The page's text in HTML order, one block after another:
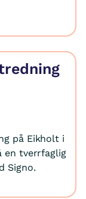
på Eikholt i
en tverrfaglig
Signo.